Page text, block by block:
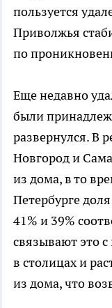
пользуется
Приволжья
по
Еще недавно
были
развернулся. В
Новгород и
из дома, в то
Петербурге
41% и 39%
связывают это
в столицах и
из дома, что